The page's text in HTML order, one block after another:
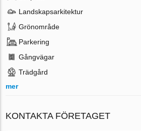
Landskapsarkitektur
Grönområde
Parkering
Gångvägar
Trädgård
mer
KONTAKTA FÖRETAGET